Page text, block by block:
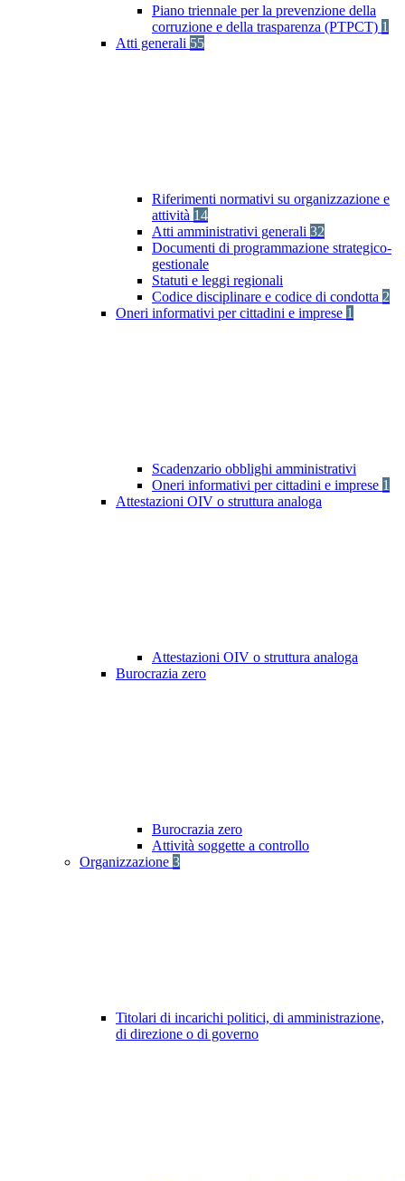
Piano triennale per la prevenzione della
corruzione e della trasparenza (PTPCT) 1
Atti generali 55
Riferimenti normativi su organizzazione e
attività 14
Atti amministrativi generali 32
Documenti di programmazione strategico-
gestionale
Statuti e leggi regionali
Codice disciplinare e codice di condotta 2
Oneri informativi per cittadini e imprese 1
Scadenzario obblighi amministrativi
Oneri informativi per cittadini e imprese 1
Attestazioni OIV o struttura analoga
Attestazioni OIV o struttura analoga
Burocrazia zero
Burocrazia zero
Attività soggette a controllo
Organizzazione 3
Titolari di incarichi politici, di amministrazione,
di direzione o di governo